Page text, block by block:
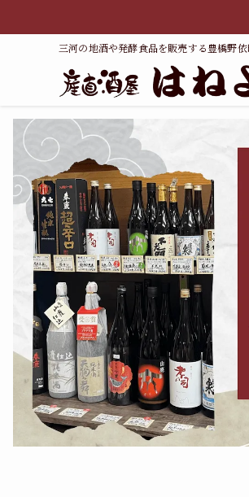
三河の地酒や発酵食品を販売する豊橋野